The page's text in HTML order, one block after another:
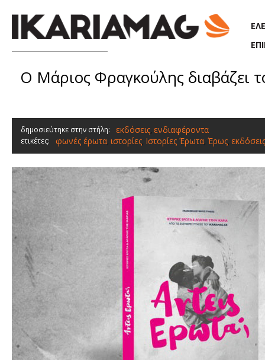
O Μάριος Φραγκούλης διαβάζει
δημοσιεύτηκε στην στήλη: εκδόσεις, ενδιαφέροντα
ετικέτες: φωνές έρωτα, ιστορίες, Ιστορίες Έρωτα, Έρως,